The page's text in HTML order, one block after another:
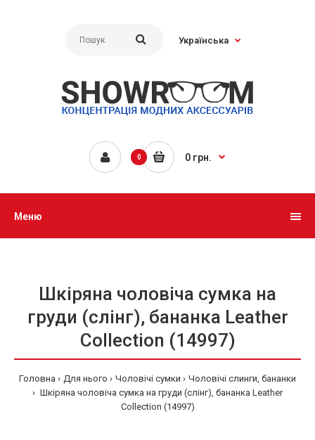
Українська
0 0 грн.
Меню
Шкіряна чоловіча сумка на
груди (слінг), бананка Leather
Collection (14997)
Головна Для нього Чоловічі сумки
Чоловічі слинги, бананки
Шкіряна чоловіча сумка на груди (слінг), бананка Leather
Collection (14997)